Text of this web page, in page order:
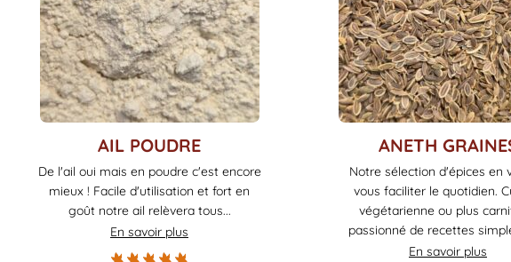
AIL POUDRE
De l'ail oui mais en poudre c'est encore
mieux ! Facile d'utilisation et fort en
goût notre ail relèvera tous...
En savoir plus
a
plusieurs
variations.
ANETH
Notre sélection d'épices en
vous faciliter le quotidien.
végétarienne ou plus
passionné de recettes
En savoir plus
plusieurs
variations.
Les